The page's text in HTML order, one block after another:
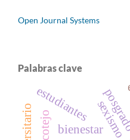
Open Journal Systems
Palabras clave
bienestarsexismo
estudiantes